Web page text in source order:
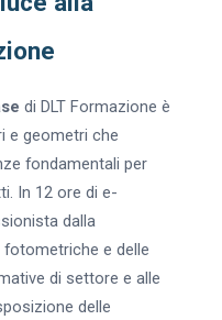
di DLT Formazione è
e geometri che
fondamentali per
In 12 ore di e-
dalla
e delle
di settore e alle
delle